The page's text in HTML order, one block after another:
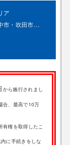
ア
市・吹田市…
から施行されまし
合、最高で10万
有権を取得したこ
に手続きをしな